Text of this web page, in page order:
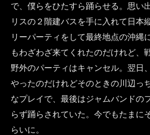
で、僕らをひたすら踊らせる。思い
リスの２階建バスを手に入れて日本
リーパーティをして最終地点の沖縄
もわざわざ来てくれたのだけれど、
野外のパーティはキャンセル。翌日
やったのだけれどそのときの川辺っ
なプレイで、最後はジャムバンドの
らず踊らされていた。今でもたまに
らいに。